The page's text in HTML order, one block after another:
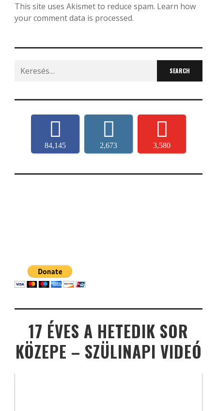
This site uses Akismet to reduce spam. Learn how
your comment data is processed.
Search
for:
84,145 2,673 3,580
17 ÉVES A HETEDIK SOR
KÖZEPE – SZÜLINAPI VIDEÓ